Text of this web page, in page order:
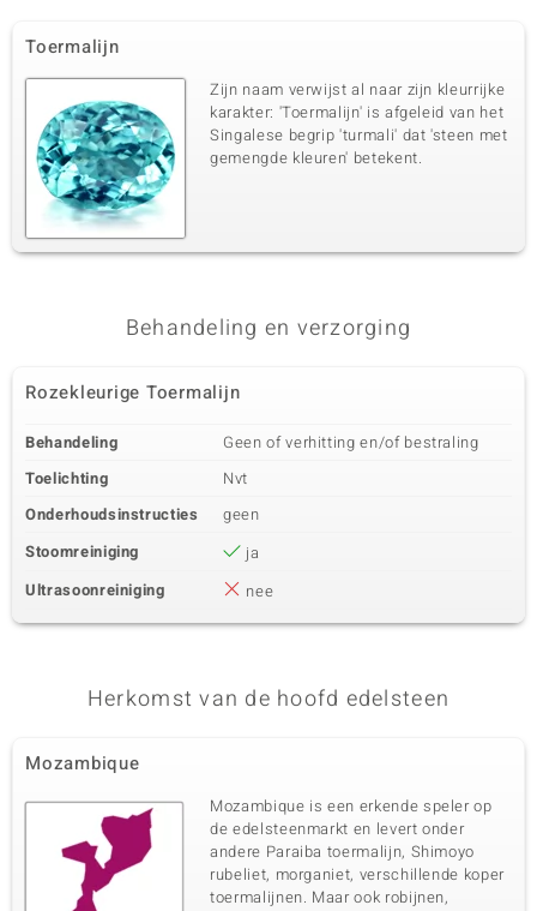
Toermalijn
Zijn naam verwijst al naar zijn kleurrijke
karakter: 'Toermalijn' is afgeleid van het
Singalese begrip 'turmali' dat 'steen met
gemengde kleuren' betekent.
Behandeling en verzorging
Rozekleurige Toermalijn
Behandeling
Geen of verhitting en/of bestraling
Toelichting
Nvt
Onderhoudsinstructies
geen
Stoomreiniging
ja
Ultrasoonreiniging
nee
Herkomst van de hoofd edelsteen
Mozambique
Mozambique is een erkende speler op
de edelsteenmarkt en levert onder
andere Paraiba toermalijn, Shimoyo
rubeliet, morganiet, verschillende koper
toermalijnen. Maar ook robijnen,